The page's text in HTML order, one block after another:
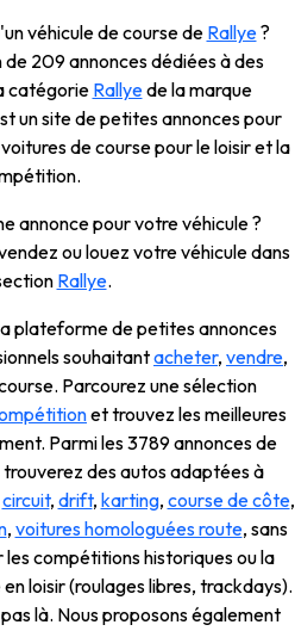
véhicule de course de Rallye?
209 annonces dédiées à des
catégorie Rallyede la marque
un site de petites annonces pour
de course pour le loisir et la
annonce pour votre véhicule ?
ou louez votre véhicule dans
Rallye.
plateforme de petites annonces
souhaitantacheter, vendre,
Parcourez une sélection
et trouvez les meilleures
Parmi les 3789 annonces de
des autos adaptées à
circuit, drift, karting, course de côte,
, voitures homologuées route, sans
les compétitions historiques ou la
loisir (roulages libres, trackdays).
là. Nous proposons également